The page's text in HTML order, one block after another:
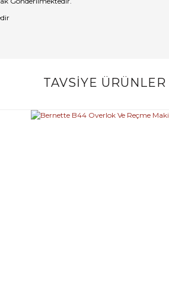
Bu ürüne ilk yorumu siz yapın!
TAVSİYE ÜRÜNLER